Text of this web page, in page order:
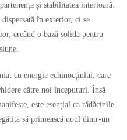
și stabilitatea interioară.
dispersată în exterior, ci se
creând o bază solidă pentru
cu energia echinocțiului, care
către noi începuturi. Însă
este esențial ca rădăcinile
să primească noul dintr-un